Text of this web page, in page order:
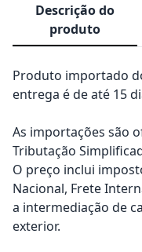
Descrição do
produto
Produto importado
entrega é de até 15
As importações são
Tributação
O preço inclui
Nacional, Frete
a intermediação de
exterior.